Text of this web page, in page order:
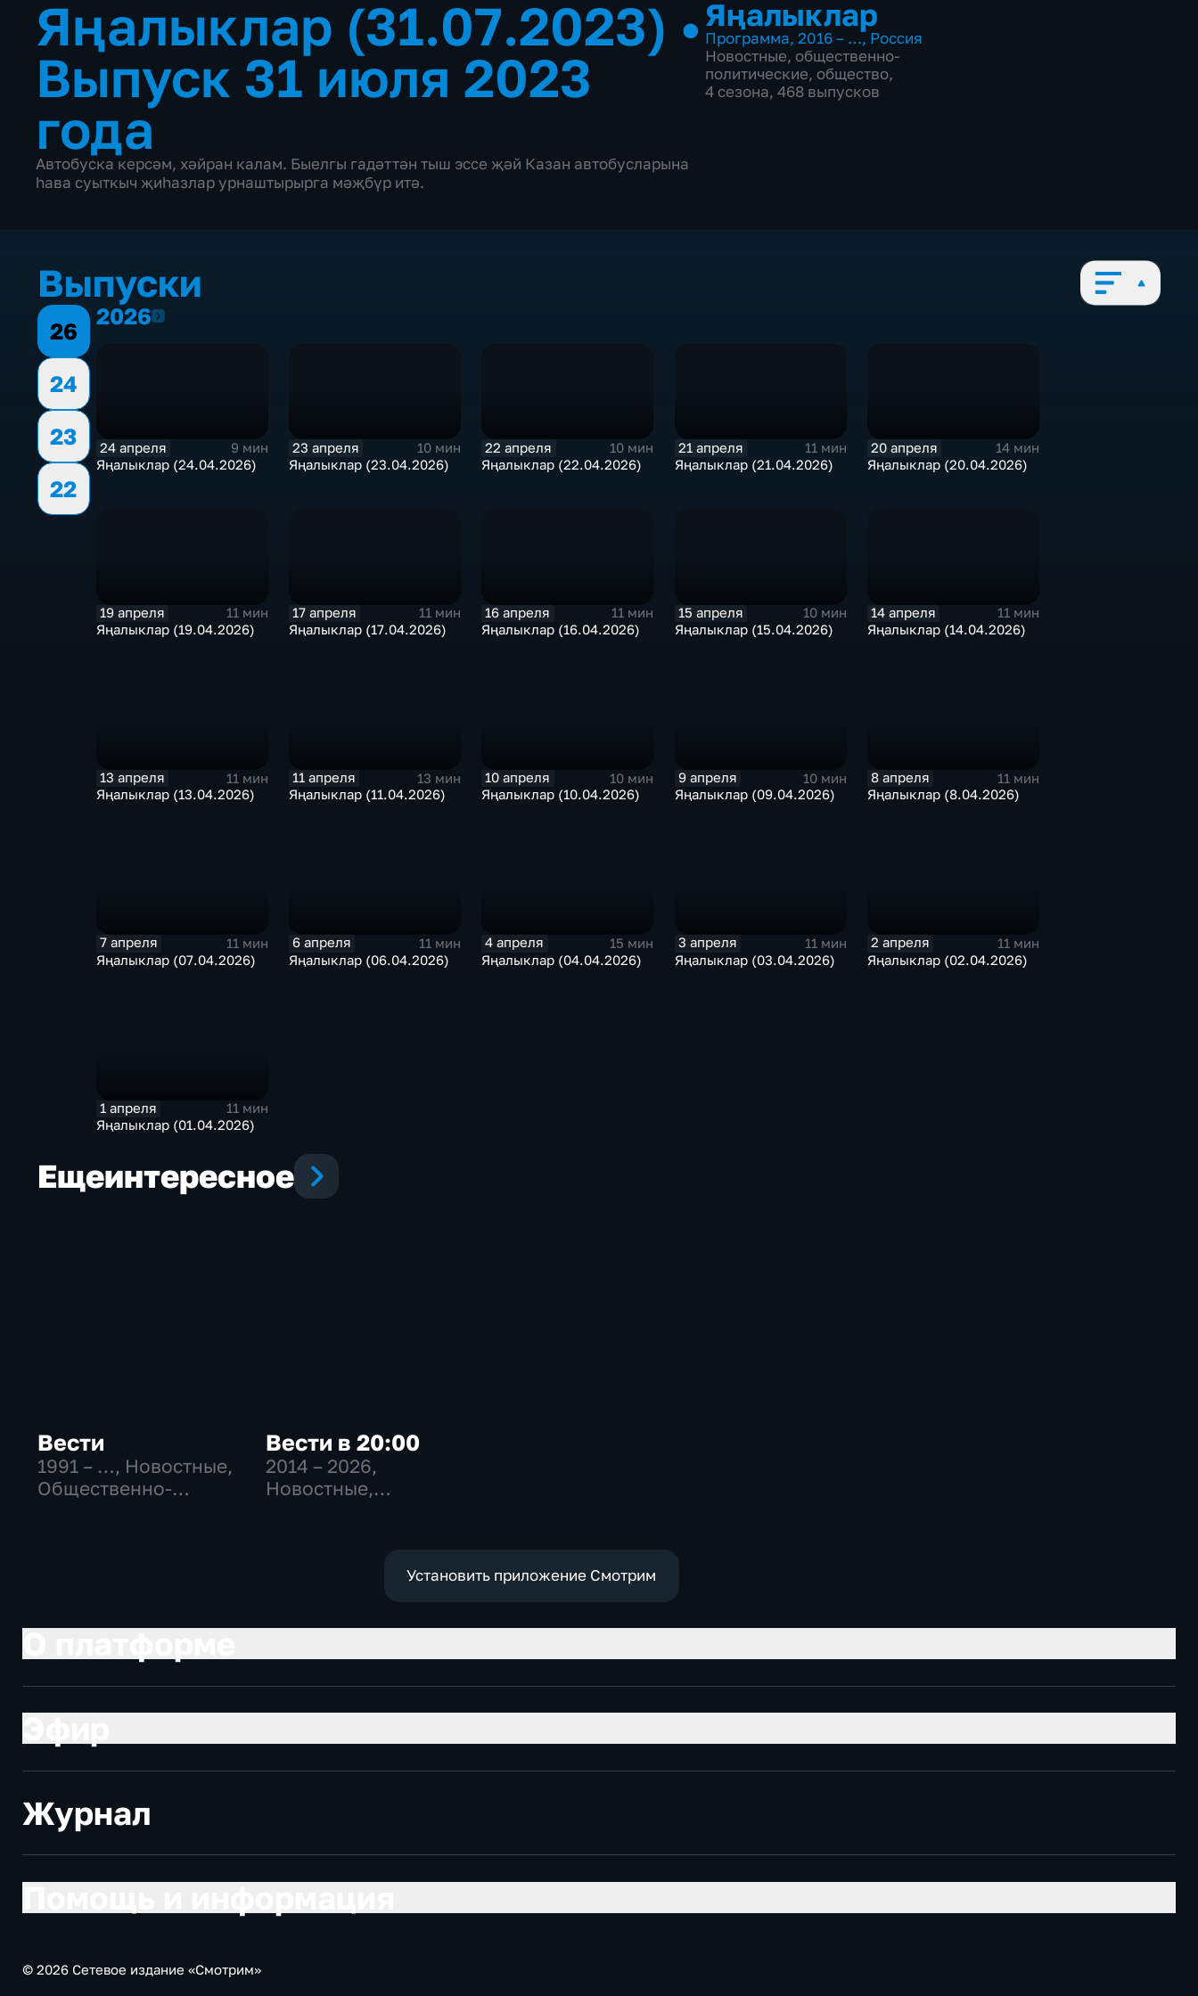
Яңалыклар (31.07.2023) •
Выпуск 31 июля 2023
года
Автобуска керсәм, хәйран калам. Быелгы гадәттән тыш эссе җәй Казан автобусларына
hава суыткыч җиhазлар урнаштырырга мәҗбүр итә.
Яңалыклар
Программа, 2016 – …, Россия
Новостные, общественно-
политические, общество,
4 сезона, 468 выпусков
Выпуски
26
24
23
22
20262026
24 апреля
9 мин
Яңалыклар (24.04.2026)
23 апреля
10 мин
Яңалыклар (23.04.2026)
22 апреля
10 мин
Яңалыклар (22.04.2026)
21 апреля
11 мин
Яңалыклар (21.04.2026)
20 апреля
14 мин
Яңалыклар (20.04.2026)
19 апреля
11 мин
Яңалыклар (19.04.2026)
17 апреля
11 мин
Яңалыклар (17.04.2026)
16 апреля
11 мин
Яңалыклар (16.04.2026)
15 апреля
10 мин
Яңалыклар (15.04.2026)
14 апреля
11 мин
Яңалыклар (14.04.2026)
13 апреля
11 мин
Яңалыклар (13.04.2026)
11 апреля
13 мин
Яңалыклар (11.04.2026)
10 апреля
10 мин
Яңалыклар (10.04.2026)
9 апреля
10 мин
Яңалыклар (09.04.2026)
8 апреля
11 мин
Яңалыклар (8.04.2026)
7 апреля
11 мин
Яңалыклар (07.04.2026)
6 апреля
11 мин
Яңалыклар (06.04.2026)
4 апреля
15 мин
Яңалыклар (04.04.2026)
3 апреля
11 мин
Яңалыклар (03.04.2026)
2 апреля
11 мин
Яңалыклар (02.04.2026)
1 апреля
11 мин
Яңалыклар (01.04.2026)
Ещеинтересное
Вести
1991 – …, Новостные,
Общественно-
Вести в 20:00
2014 – 2026,
Новостные,
Установить приложение Смотрим
Журнал
© 2026 Сетевое издание «Смотрим»